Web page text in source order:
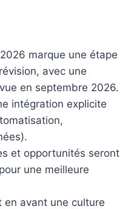
marque une étape
avec une
en septembre 2026.
intégration explicite
et opportunités seront
une meilleure
en avant une culture